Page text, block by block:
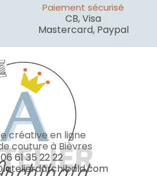
Paiement sécurisé
CB, Visa
Mastercard, Paypal
créative en ligne
couture à Bièvres
06 61 35 22 22